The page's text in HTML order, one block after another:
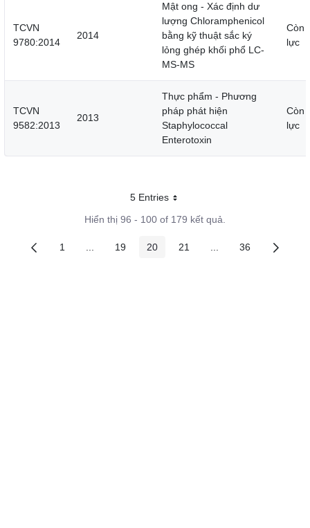
TCVN
9780:2014
2014
Mật ong - Xác định dư
lượng Chloramphenicol
bằng kỹ thuật sắc ký
lỏng ghép khối phổ LC-
MS-MS
Còn
lực
TCVN
9582:2013
2013
Thực phẩm - Phương
pháp phát hiện
Staphylococcal
Enterotoxin
Còn
lực
5 EntriesMỗi trang
Hiển thị 96 - 100 of 179 kết quả.
Các trang trên cổng
1 Các trang trung gian
Các trang trên cổng
19 Các trang trên cổng
20 Các trang trên cổng
21 Các trang trung gian
Các trang trên
36